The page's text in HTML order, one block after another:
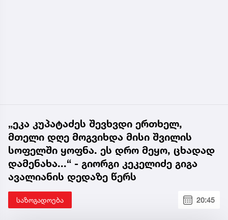
„ეკა კუპატაძეს შევხვდი ერთხელ,
მთელი დღე მოგვიხდა მისი შვილის
სოფელში ყოფნა. ეს დრო მეყო, ცხადად
დამენახა...“ - გიორგი კეკელიძე გიგა
ავალიანის დედაზე წერს
საზოგადოება 20:45